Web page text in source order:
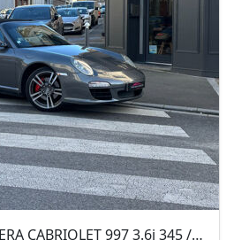
PORSCHE 911 CARRERA CABRIOLET 997 3.6i 345 / SUSPENSION PILOTE /